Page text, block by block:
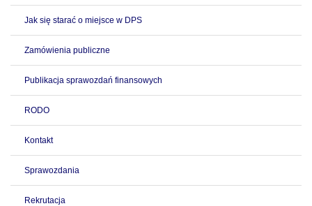
Jak się starać o miejsce w DPS
Zamówienia publiczne
Publikacja sprawozdań finansowych
RODO
Kontakt
Sprawozdania
Rekrutacja